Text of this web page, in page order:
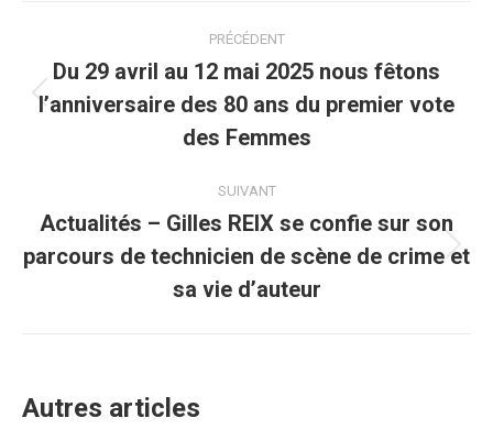
PRÉCÉDENT
Du 29 avril au 12 mai 2025 nous fêtons
l’anniversaire des 80 ans du premier vote
des Femmes
SUIVANT
Actualités – Gilles REIX se confie sur son
parcours de technicien de scène de crime et
sa vie d’auteur
Autres articles